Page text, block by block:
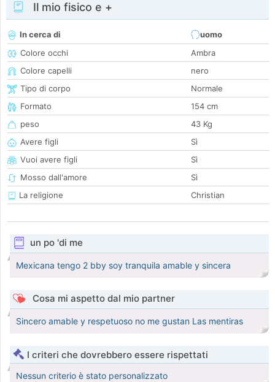
Il mio fisico e +
In cerca di
uomo
Colore occhi
Ambra
Colore capelli
nero
Tipo di corpo
Normale
Formato
154 cm
peso
43 Kg
Avere figli
Sì
Vuoi avere figli
Sì
Mosso dall'amore
Sì
La religione
Christian
un po 'di me
Mexicana tengo 2 bby soy tranquila amable y sincera
Cosa mi aspetto dal mio partner
Sincero amable y respetuoso no me gustan Las mentiras
I criteri che dovrebbero essere rispettati
Nessun criterio è stato personalizzato